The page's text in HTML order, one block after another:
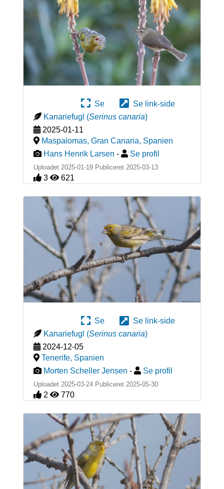
Se
Se link-side
Kanariefugl (Serinus canaria)
2025-01-11
Maspalomas, Gran Canaria, Spanien
Hans Henrik Larsen - Se profil
Uploadet 2025-01-19 Publiceret 2025-03-13
3 621
Se
Se link-side
Kanariefugl (Serinus canaria)
2024-12-05
Tenerife, Spanien
Morten Scheller Jensen - Se profil
Uploadet 2025-03-24 Publiceret 2025-05-30
2 770